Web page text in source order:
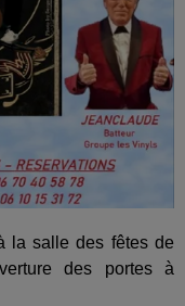
la salle des fêtes de
des portes à